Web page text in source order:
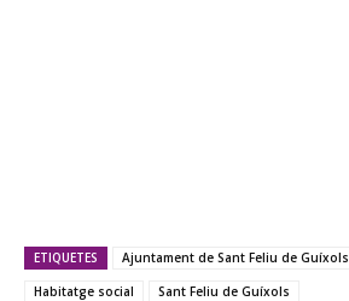
ETIQUETES Ajuntament de Sant Feliu de Guíxols
Habitatge social
Sant Feliu de Guíxols